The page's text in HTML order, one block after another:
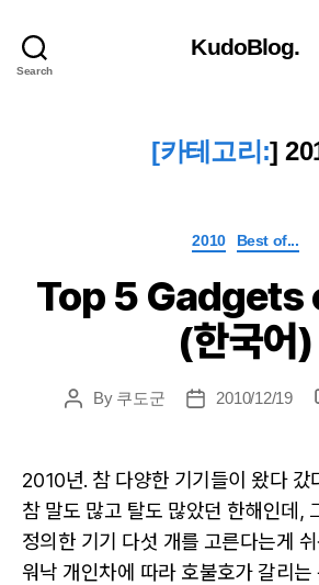
Search
KudoBlog.
[카테고리:]
2010 Best of...
Top 5 Gadgets
(한국어)
PostBy 쿠도군
Post2010/12/19
2010년. 참 다양한 기기들이 왔다 갔
참 말도 많고 탈도 많았던 한해인데,
정의한 기기 다섯 개를 고른다는게
워낙 개인차에 따라 호불호가 갈리